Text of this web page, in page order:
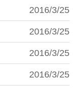
2016/3/25
2016/3/25
2016/3/25
2016/3/25